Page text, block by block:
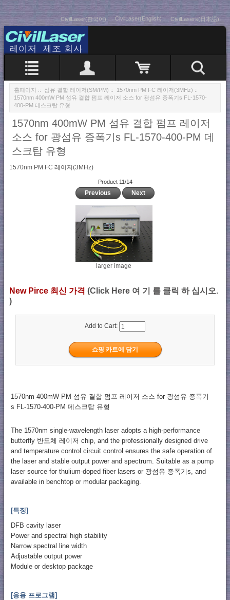
CivilLaser(한국어) CivilLaser(English) CivilLasers(日本語)
홈페이지 :: 섬유 결합 레이저(SM/PM) :: 1570nm PM FC 레이저(3MHz) ::
1570nm 400mW PM 섬유 결합 펌프 레이저 소스 for 광섬유 증폭기s FL-1570-
400-PM 데스크탑 유형
1570nm 400mW PM 섬유 결합 펌프 레이저
소스 for 광섬유 증폭기s FL-1570-400-PM 데
스크탑 유형
1570nm PM FC 레이저(3MHz)
Product 11/14
Previous Next
larger image
New Pirce 최신 가격 (Click Here 여 기 를 클릭 하 십시오.
)
Add to Cart:
1570nm 400mW PM 섬유 결합 펌프 레이저 소스 for 광섬유 증폭기
s FL-1570-400-PM 데스크탑 유형
The 1570nm single-wavelength laser adopts a high-performance
butterfly 반도체 레이저 chip, and the professionally designed drive
and temperature control circuit control ensures the safe operation of
the laser and stable output power and spectrum. Suitable as a pump
laser source for thulium-doped fiber lasers or 광섬유 증폭기s, and
available in benchtop or modular packaging.
[특징]
DFB cavity laser
Power and spectral high stability
Narrow spectral line width
Adjustable output power
Module or desktop package
[응용 프로그램]